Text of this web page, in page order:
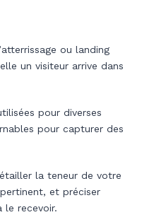
ou landing
un visiteur arrive dans
pour diverses
pour capturer des
la teneur de votre
et préciser
recevoir.